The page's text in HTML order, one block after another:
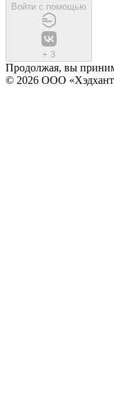
Войти с помощью
+ 3
Продолжая, вы
© 2026 ООО